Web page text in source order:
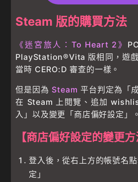
Steam 版的購買方法
《迷宮旅人：To Heart 2》
PlayStation®Vita 版相同，遊
當時 CERO:D 審查的一樣。
但是因為 Steam 平台判定為「
在 Steam 上閱覽、追加
入」以及變更「商店偏好設定」
【商店偏好設定的變更方
登入後，從右上方的帳號名
定」